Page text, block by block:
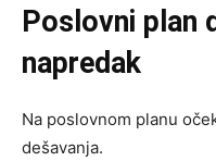
Poslovni plan
napredak
Na poslovnom planu
dešavanja.